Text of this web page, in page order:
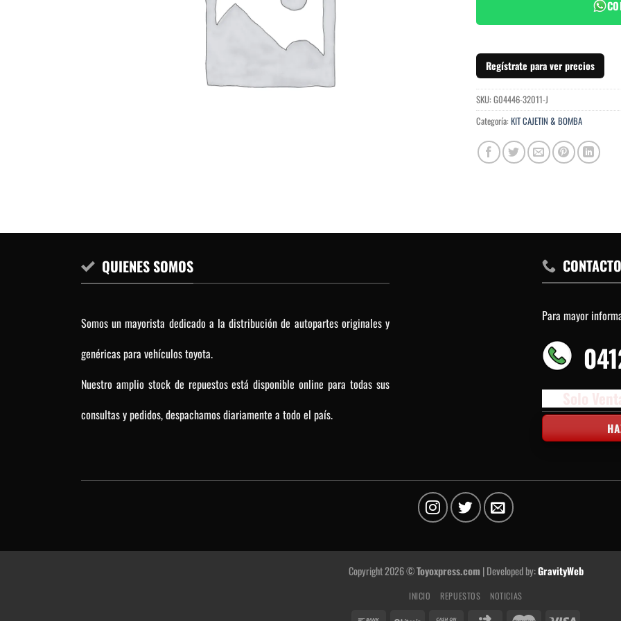
Regístrate para ver precios
SKU: G04446-32011-J
Categoría: KIT CAJETIN & BOMBA
QUIENES SOMOS
Somos un mayorista dedicado a la distribución de autopartes originales y
genéricas para vehículos toyota.
Nuestro amplio stock de repuestos está disponible online para todas sus
consultas y pedidos, despachamos diariamente a todo el país.
CONTACTO
Para mayor
Copyright 2026 ©Toyoxpress.com | Developed by:GravityWeb
INICIO REPUESTOS NOTICIAS